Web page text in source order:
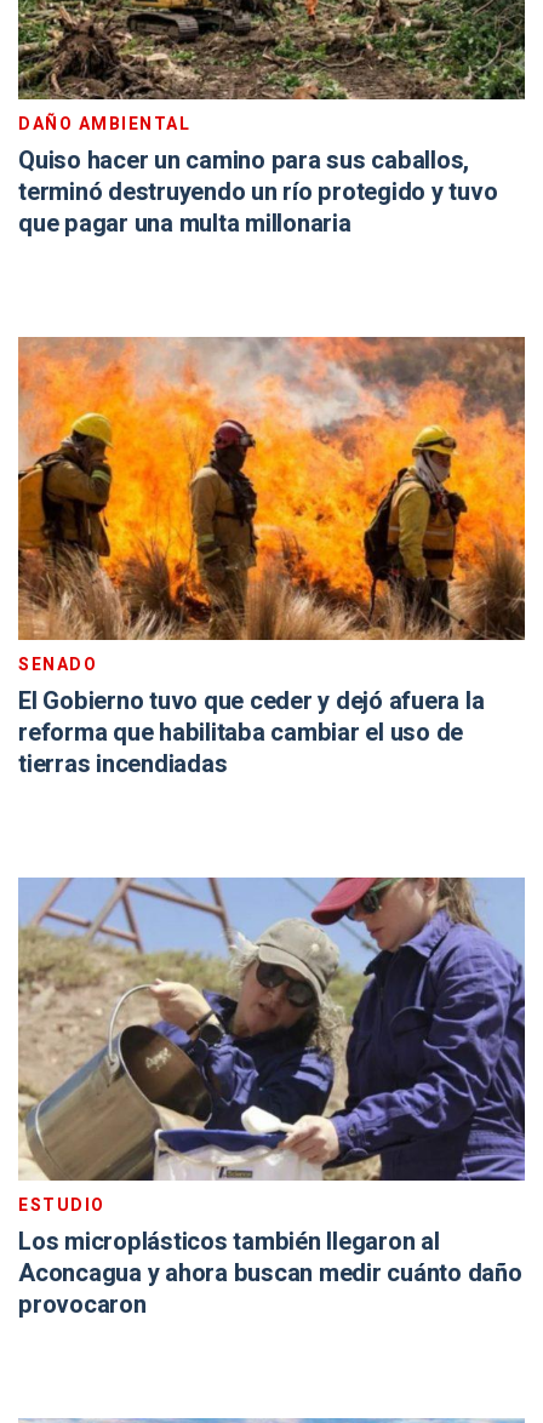
DAÑO AMBIENTAL
Quiso hacer un camino para sus caballos,
terminó destruyendo un río protegido y tuvo
que pagar una multa millonaria
SENADO
El Gobierno tuvo que ceder y dejó afuera la
reforma que habilitaba cambiar el uso de
tierras incendiadas
ESTUDIO
Los microplásticos también llegaron al
Aconcagua y ahora buscan medir cuánto daño
provocaron